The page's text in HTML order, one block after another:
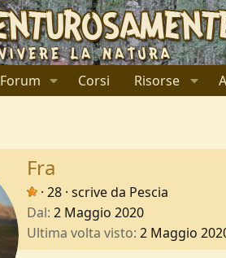
Forum Corsi Risorse
Fra
· 28 · scrive da Pescia
Dal 2 Maggio 2020
Ultima volta visto 2 Maggio